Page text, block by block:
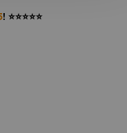
! ⭐⭐⭐⭐⭐